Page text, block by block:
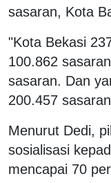
sasaran, Kota
"Kota Bekasi
100.862
sasaran. Dan
200.457
Menurut Dedi,
sosialisasi
mencapai 70